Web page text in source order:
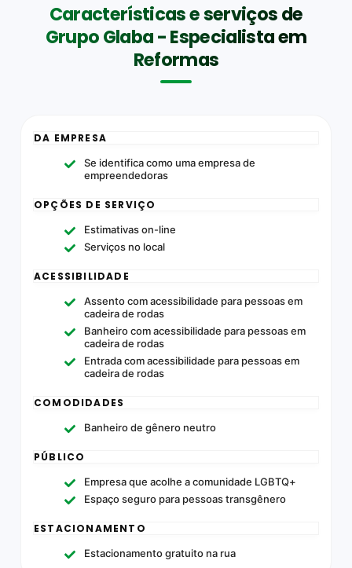
Características e serviços de
Grupo Glaba - Especialista em
Reformas
DA EMPRESA
Se identifica como uma empresa de
empreendedoras
OPÇÕES DE SERVIÇO
Estimativas on-line
Serviços no local
ACESSIBILIDADE
Assento com acessibilidade para pessoas em
cadeira de rodas
Banheiro com acessibilidade para pessoas em
cadeira de rodas
Entrada com acessibilidade para pessoas em
cadeira de rodas
COMODIDADES
Banheiro de gênero neutro
PÚBLICO
Empresa que acolhe a comunidade LGBTQ+
Espaço seguro para pessoas transgênero
ESTACIONAMENTO
Estacionamento gratuito na rua